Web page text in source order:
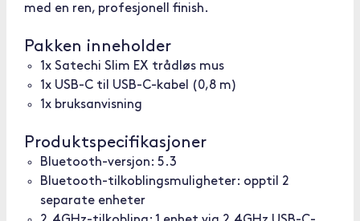
med en ren, profesjonell finish.
Pakken inneholder
1x Satechi Slim EX trådløs mus
1x USB-C til USB-C-kabel (0,8 m)
1x bruksanvisning
Produktspecifikasjoner
Bluetooth-versjon: 5.3
Bluetooth-tilkoblingsmuligheter: opptil 2
separate enheter